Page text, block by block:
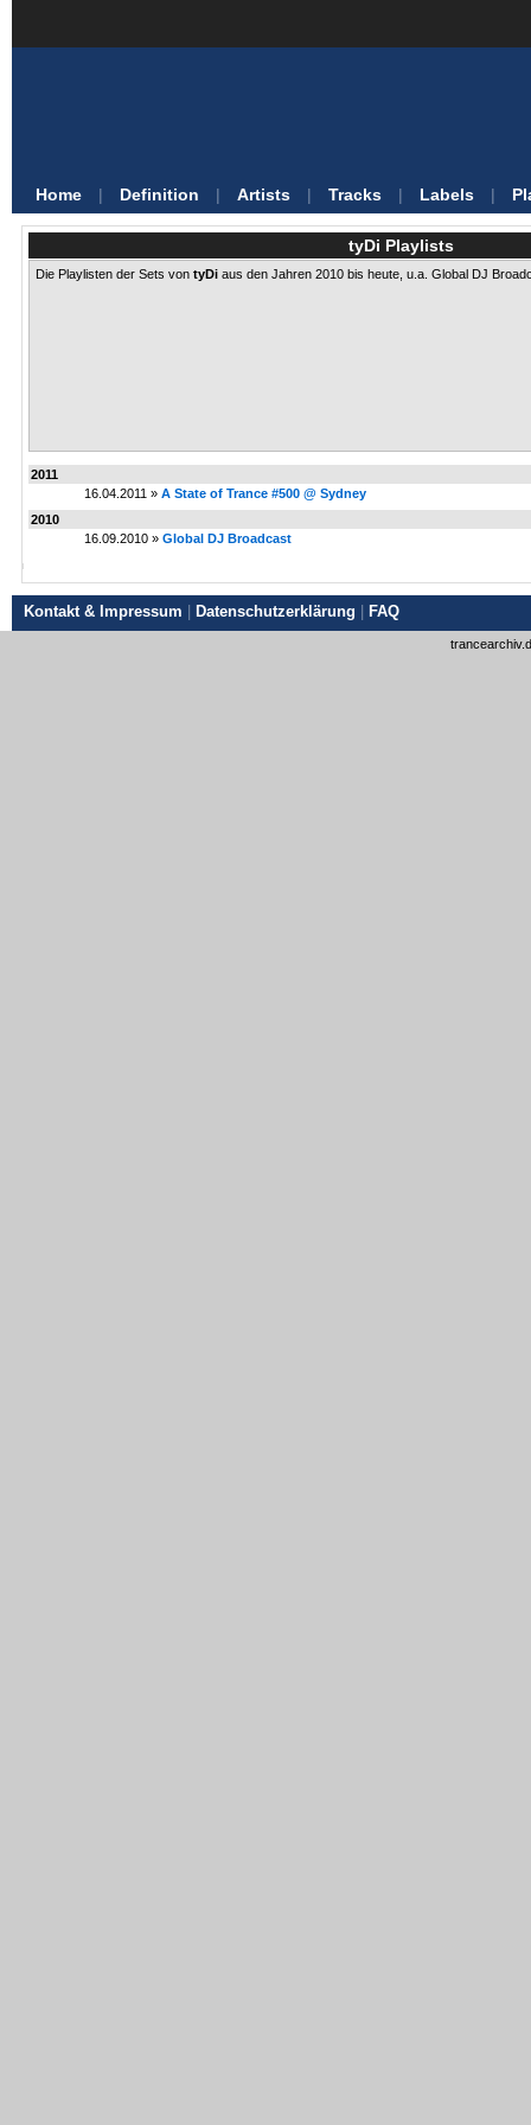
Home | Definition | Artists | Tracks | Labels |
tyDi Playlists
Die Playlisten der Sets von tyDi aus den Jahren 2010 bis heute, u.a. Global DJ
2011
16.04.2011 » A State of Trance #500 @ Sydney
2010
16.09.2010 » Global DJ Broadcast
Kontakt & Impressum Datenschutzerklärung FAQ